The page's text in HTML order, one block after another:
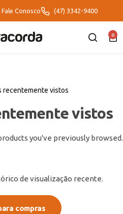
Fale Conosco (47) 3342-9400
0
recentemente vistos
vistos
you've previously browsed.
de visualização recente.
compras